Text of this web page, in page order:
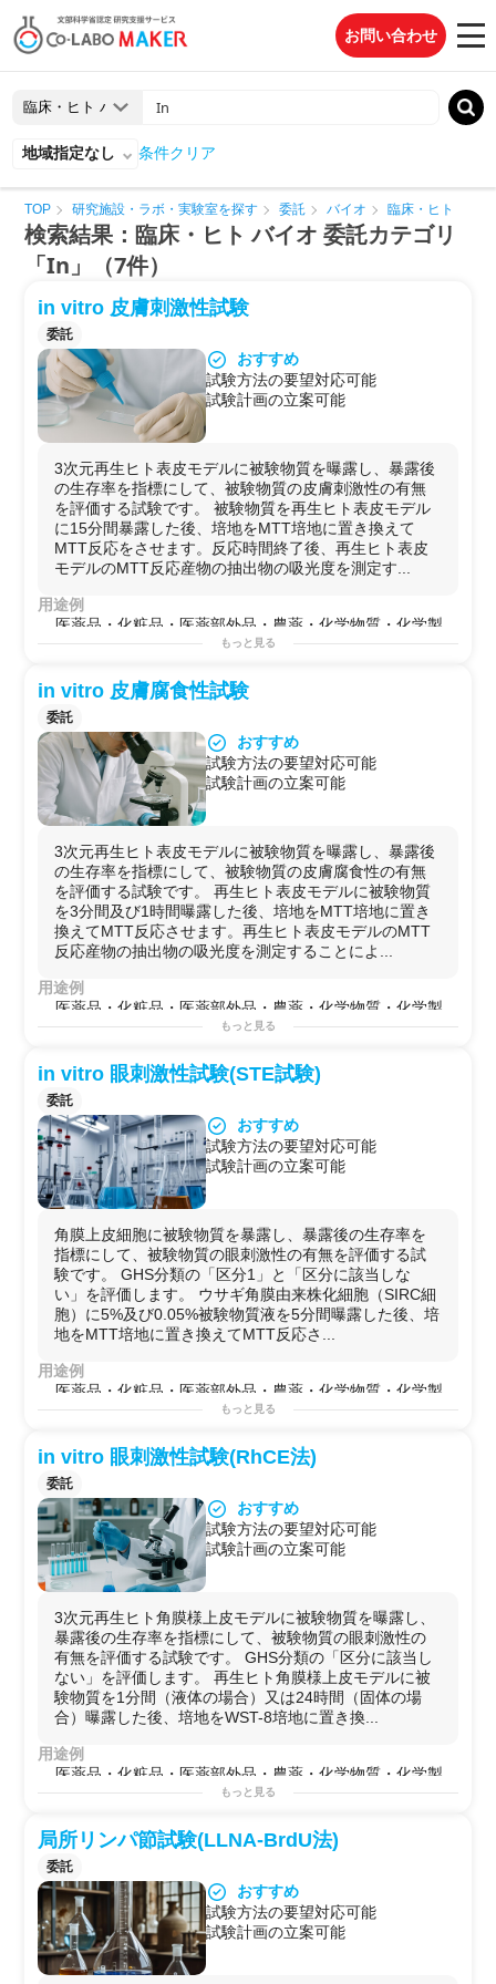
お問い合わせ
地域指定なし 条件クリア
TOP 研究施設・ラボ・実験室を探す 委託 バイオ 臨床・ヒト
検索結果：臨床・ヒト バイオ 委託カテゴリ
「In」（7件）
in vitro 皮膚刺激性試験
委託
おすすめ
試験方法の要望対応可能
試験計画の立案可能
3次元再生ヒト表皮モデルに被験物質を曝露し、暴露後
の生存率を指標にして、被験物質の皮膚刺激性の有無
を評価する試験です。 被験物質を再生ヒト表皮モデル
に15分間暴露した後、培地をMTT培地に置き換えて
MTT反応をさせます。反応時間終了後、再生ヒト表皮
モデルのMTT反応産物の抽出物の吸光度を測定す...
用途例
医薬品・化粧品・医薬部外品・農薬・化学物質・化学製
品
す。
もっと見る
in vitro 皮膚腐食性試験
委託
おすすめ
試験方法の要望対応可能
試験計画の立案可能
3次元再生ヒト表皮モデルに被験物質を曝露し、暴露後
の生存率を指標にして、被験物質の皮膚腐食性の有無
を評価する試験です。 再生ヒト表皮モデルに被験物質
を3分間及び1時間曝露した後、培地をMTT培地に置き
換えてMTT反応させます。再生ヒト表皮モデルのMTT
反応産物の抽出物の吸光度を測定することによ...
用途例
医薬品・化粧品・医薬部外品・農薬・化学物質・化学製
品
す。
もっと見る
in vitro 眼刺激性試験(STE試験)
委託
おすすめ
試験方法の要望対応可能
試験計画の立案可能
角膜上皮細胞に被験物質を暴露し、暴露後の生存率を
指標にして、被験物質の眼刺激性の有無を評価する試
験です。 GHS分類の「区分1」と「区分に該当しな
い」を評価します。 ウサギ角膜由来株化細胞（SIRC細
胞）に5%及び0.05%被験物質液を5分間曝露した後、培
地をMTT培地に置き換えてMTT反応さ...
用途例
医薬品・化粧品・医薬部外品・農薬・化学物質・化学製
品
もっと見る
in vitro 眼刺激性試験(RhCE法)
委託
おすすめ
試験方法の要望対応可能
試験計画の立案可能
3次元再生ヒト角膜様上皮モデルに被験物質を曝露し、
暴露後の生存率を指標にして、被験物質の眼刺激性の
有無を評価する試験です。 GHS分類の「区分に該当し
ない」を評価します。 再生ヒト角膜様上皮モデルに被
験物質を1分間（液体の場合）又は24時間（固体の場
合）曝露した後、培地をWST-8培地に置き換...
用途例
医薬品・化粧品・医薬部外品・農薬・化学物質・化学製
品
もっと見る
局所リンパ節試験(LLNA-BrdU法)
委託
おすすめ
試験方法の要望対応可能
試験計画の立案可能